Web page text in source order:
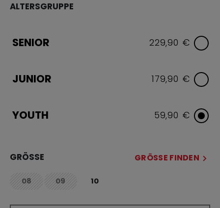
ALTERSGRUPPE
SENIOR 229,90 €
JUNIOR 179,90 €
YOUTH 59,90 €
GRÖSSE GRÖSSE FINDEN
08not.available
09not.available
10